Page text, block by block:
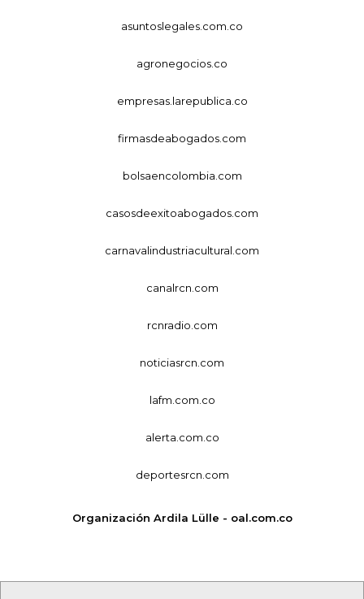
asuntoslegales.com.co
agronegocios.co
empresas.larepublica.co
firmasdeabogados.com
bolsaencolombia.com
casosdeexitoabogados.com
carnavalindustriacultural.com
canalrcn.com
rcnradio.com
noticiasrcn.com
lafm.com.co
alerta.com.co
deportesrcn.com
Organización Ardila Lülle - oal.com.co